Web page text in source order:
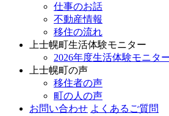
仕事のお話
不動産情報
移住の流れ
上士幌町生活体験モニター
2026年度生活体験モニタ
上士幌町の声
移住者の声
町の人の声
お問い合わせ よくあるご質問